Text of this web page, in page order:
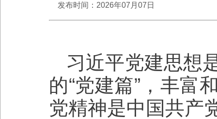
发布时间：2026年07月07日
习近平党建思想
的“党建篇”，丰富
党精神是中国共产